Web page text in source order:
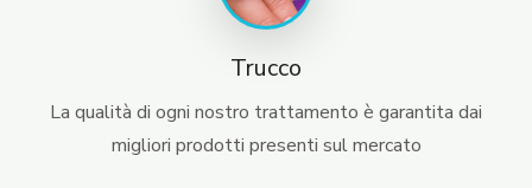
Trucco
La qualità di ogni nostro trattamento è garantita dai
migliori prodotti presenti sul mercato